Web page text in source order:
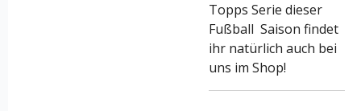
Topps Serie dieser
Fußball Saison findet
ihr natürlich auch bei
uns im Shop!